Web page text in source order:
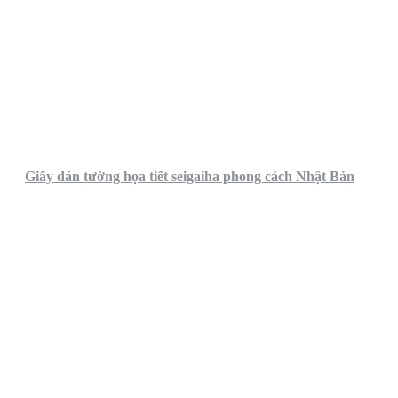
Giấy dán tường họa tiết seigaiha phong cách Nhật Bản